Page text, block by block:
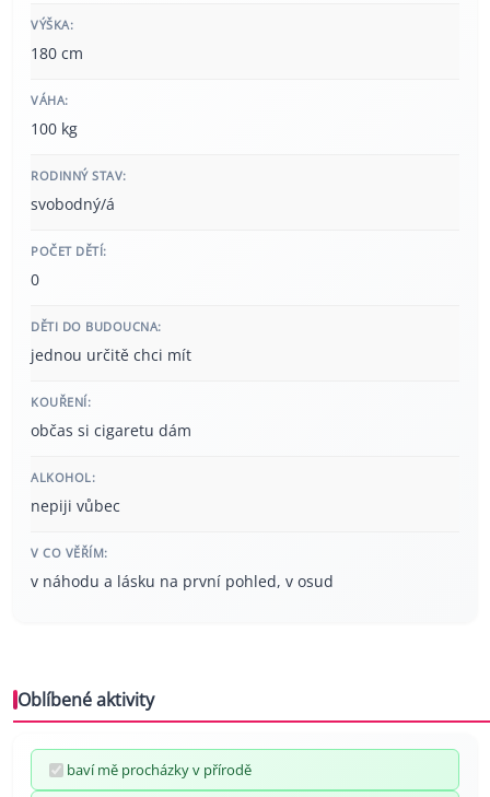
VÝŠKA:
180 cm
VÁHA:
100 kg
RODINNÝ STAV:
svobodný/á
POČET DĚTÍ:
0
DĚTI DO BUDOUCNA:
jednou určitě chci mít
KOUŘENÍ:
občas si cigaretu dám
ALKOHOL:
nepiji vůbec
V CO VĚŘÍM:
v náhodu a lásku na první pohled, v osud
Oblíbené aktivity
baví mě procházky v přírodě